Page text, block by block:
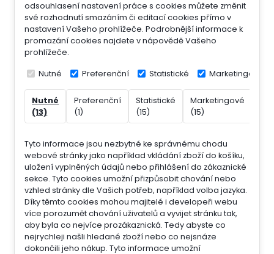
odsouhlasení nastavení práce s cookies můžete změnit
své rozhodnutí smazáním či editací cookies přímo v
nastavení Vašeho prohlížeče. Podrobnější informace k
promazání cookies najdete v nápovědě Vašeho
prohlížeče.
Nutné Preferenční Statistické Marketingové
Nutné
(13)
Preferenční
(1)
Statistické
(15)
Marketingové
(15)
Tyto informace jsou nezbytné ke správnému chodu
webové stránky jako například vkládání zboží do košíku,
uložení vyplněných údajů nebo přihlášení do zákaznické
sekce. Tyto cookies umožní přizpůsobit chování nebo
vzhled stránky dle Vašich potřeb, například volba jazyka.
Díky těmto cookies mohou majitelé i developeři webu
více porozumět chování uživatelů a vyvijet stránku tak,
aby byla co nejvíce prozákaznická. Tedy abyste co
nejrychleji našli hledané zboží nebo co nejsnáze
dokončili jeho nákup. Tyto informace umožní